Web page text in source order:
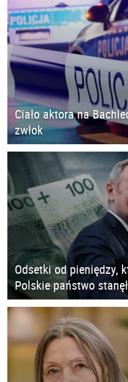
Ciało aktora na
zwłok
Odsetki od pieniędzy,
Polskie państwo